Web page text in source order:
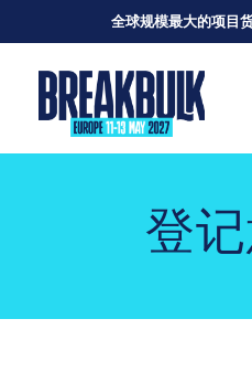
全球规模最大的项目
登